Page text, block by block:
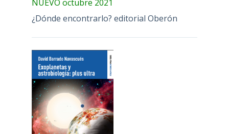
NUEVO octubre 2021
¿Dónde encontrarlo? editorial Oberón